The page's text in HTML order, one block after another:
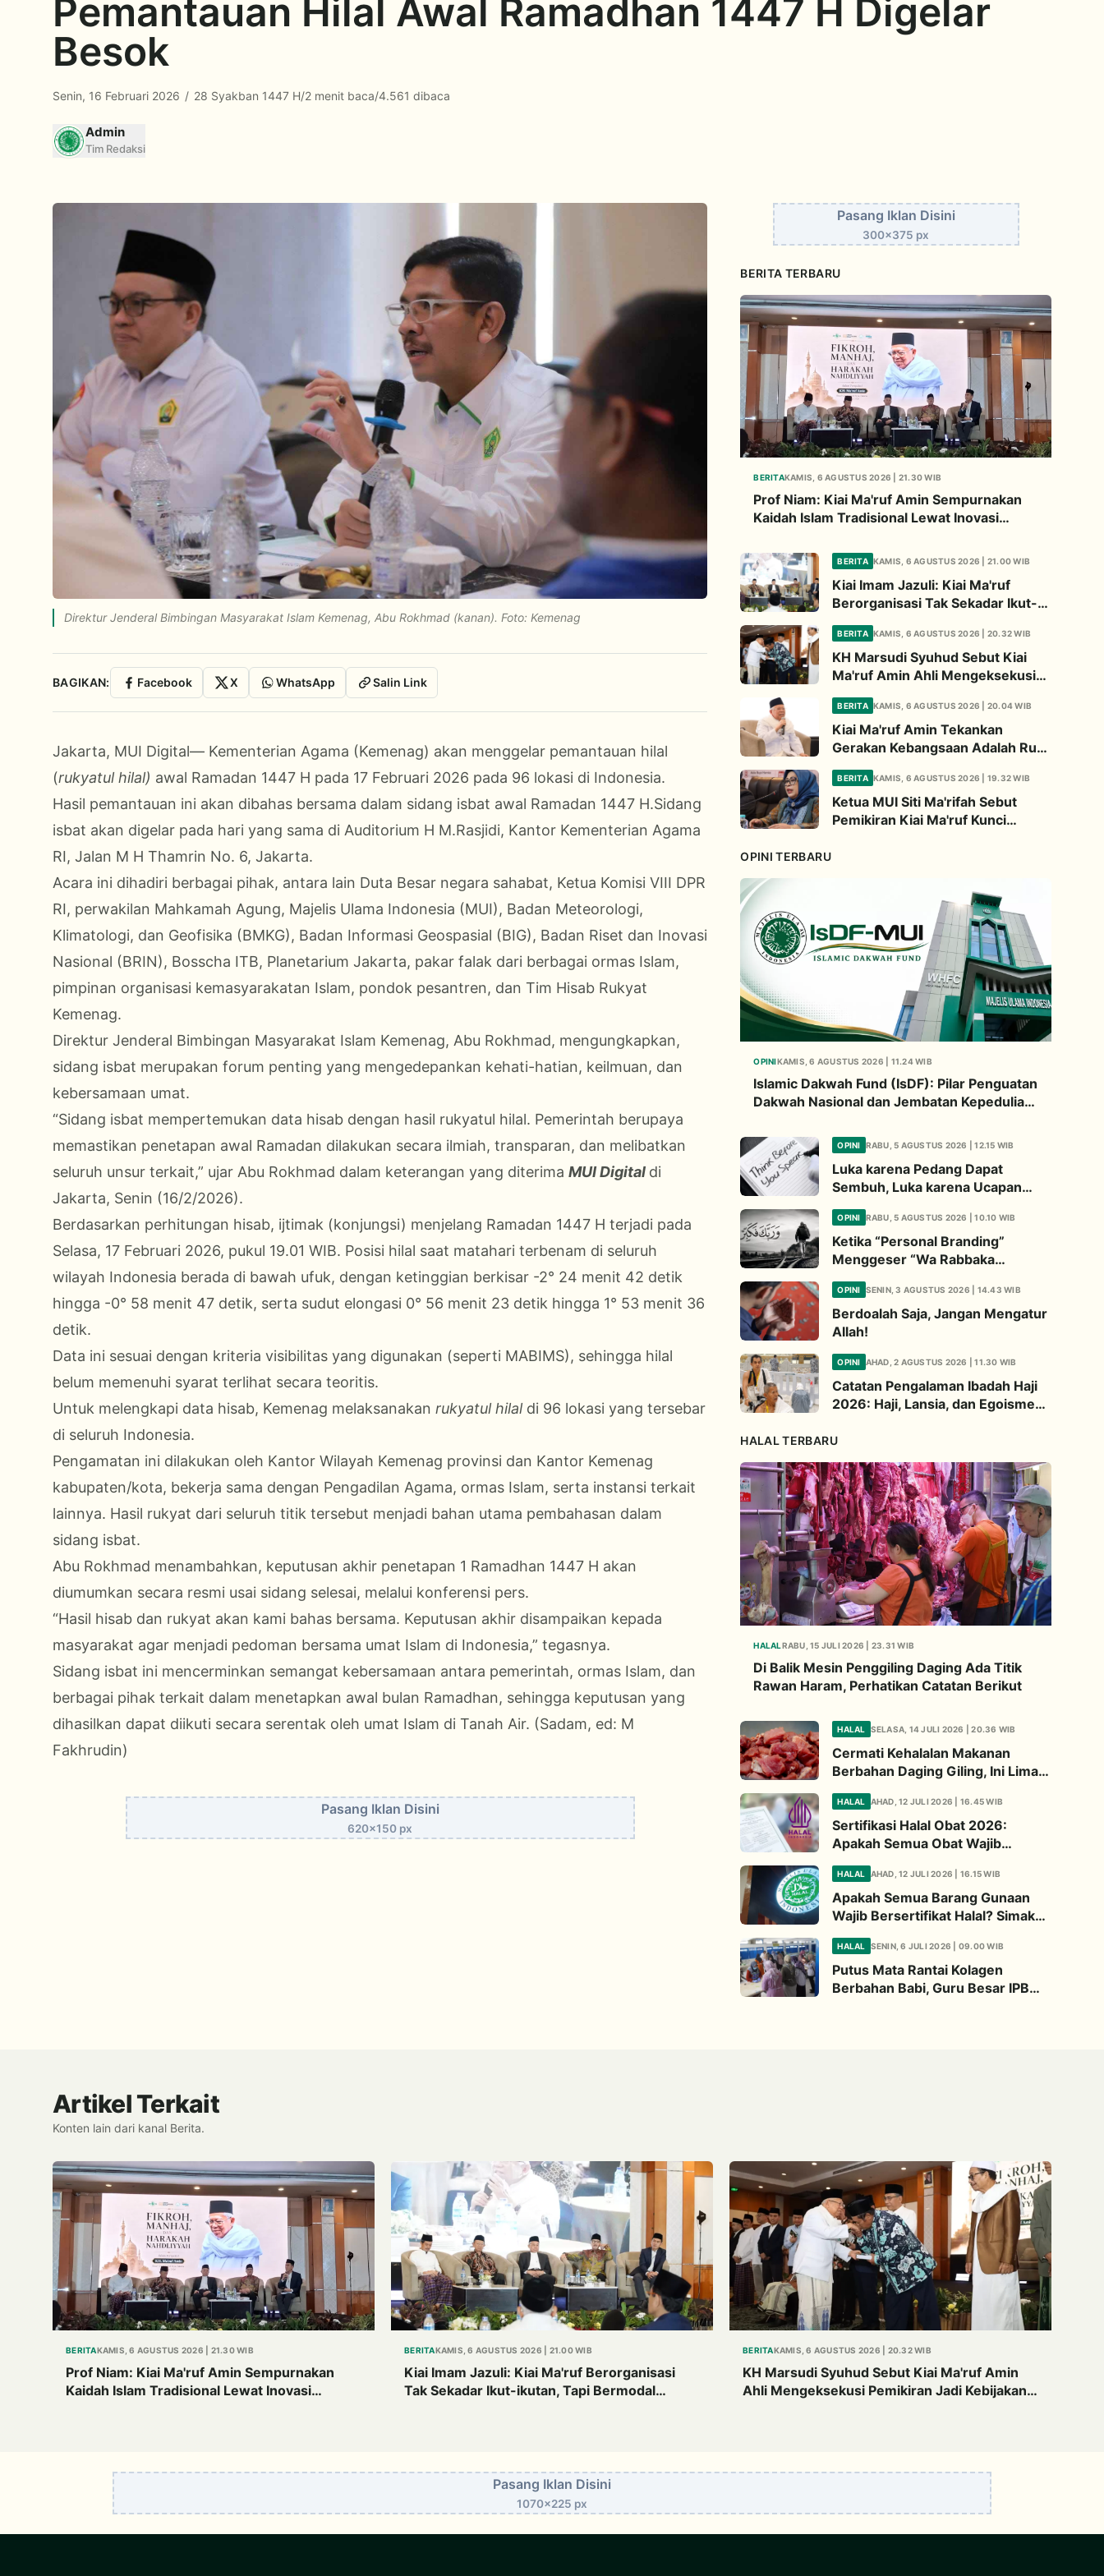
Pemantauan Hilal Awal Ramadhan 1447 H Digelar
Besok
Senin, 16 Februari 2026 / 28 Syakban 1447 H/2 menit baca/4.561 dibaca
Admin
Tim Redaksi
Direktur Jenderal Bimbingan Masyarakat Islam Kemenag, Abu Rokhmad (kanan). Foto: Kemenag
BAGIKAN: Facebook X WhatsApp Salin Link
Jakarta, MUI Digital— Kementerian Agama (Kemenag) akan menggelar pemantauan hilal
(rukyatul hilal) awal Ramadan 1447 H pada 17 Februari 2026 pada 96 lokasi di Indonesia.
Hasil pemantauan ini akan dibahas bersama dalam sidang isbat awal Ramadan 1447 H.Sidang
isbat akan digelar pada hari yang sama di Auditorium H M.Rasjidi, Kantor Kementerian Agama
RI, Jalan M H Thamrin No. 6, Jakarta.
Acara ini dihadiri berbagai pihak, antara lain Duta Besar negara sahabat, Ketua Komisi VIII DPR
RI, perwakilan Mahkamah Agung, Majelis Ulama Indonesia (MUI), Badan Meteorologi,
Klimatologi, dan Geofisika (BMKG), Badan Informasi Geospasial (BIG), Badan Riset dan Inovasi
Nasional (BRIN), Bosscha ITB, Planetarium Jakarta, pakar falak dari berbagai ormas Islam,
pimpinan organisasi kemasyarakatan Islam, pondok pesantren, dan Tim Hisab Rukyat
Kemenag.
Direktur Jenderal Bimbingan Masyarakat Islam Kemenag, Abu Rokhmad, mengungkapkan,
sidang isbat merupakan forum penting yang mengedepankan kehati-hatian, keilmuan, dan
kebersamaan umat.
“Sidang isbat mempertemukan data hisab dengan hasil rukyatul hilal. Pemerintah berupaya
memastikan penetapan awal Ramadan dilakukan secara ilmiah, transparan, dan melibatkan
seluruh unsur terkait,” ujar Abu Rokhmad dalam keterangan yang diterima MUI Digital di
Jakarta, Senin (16/2/2026).
Berdasarkan perhitungan hisab, ijtimak (konjungsi) menjelang Ramadan 1447 H terjadi pada
Selasa, 17 Februari 2026, pukul 19.01 WIB. Posisi hilal saat matahari terbenam di seluruh
wilayah Indonesia berada di bawah ufuk, dengan ketinggian berkisar -2° 24 menit 42 detik
hingga -0° 58 menit 47 detik, serta sudut elongasi 0° 56 menit 23 detik hingga 1° 53 menit 36
detik.
Data ini sesuai dengan kriteria visibilitas yang digunakan (seperti MABIMS), sehingga hilal
belum memenuhi syarat terlihat secara teoritis.
Untuk melengkapi data hisab, Kemenag melaksanakan rukyatul hilaldi 96 lokasi yang tersebar
di seluruh Indonesia.
Pengamatan ini dilakukan oleh Kantor Wilayah Kemenag provinsi dan Kantor Kemenag
kabupaten/kota, bekerja sama dengan Pengadilan Agama, ormas Islam, serta instansi terkait
lainnya. Hasil rukyat dari seluruh titik tersebut menjadi bahan utama pembahasan dalam
sidang isbat.
Abu Rokhmad menambahkan, keputusan akhir penetapan 1 Ramadhan 1447 H akan
diumumkan secara resmi usai sidang selesai, melalui konferensi pers.
“Hasil hisab dan rukyat akan kami bahas bersama. Keputusan akhir disampaikan kepada
masyarakat agar menjadi pedoman bersama umat Islam di Indonesia,” tegasnya.
Sidang isbat ini mencerminkan semangat kebersamaan antara pemerintah, ormas Islam, dan
berbagai pihak terkait dalam menetapkan awal bulan Ramadhan, sehingga keputusan yang
dihasilkan dapat diikuti secara serentak oleh umat Islam di Tanah Air. (Sadam, ed: M
Fakhrudin)
Pasang Iklan Disini
620x150 px
Pasang Iklan Disini
300x375 px
BERITA TERBARU
BERITAKAMIS, 6 AGUSTUS 2026 | 21.30 WIB
Prof Niam: Kiai Ma'ruf Amin Sempurnakan
Kaidah Islam Tradisional Lewat Inovasi
BERITA KAMIS, 6 AGUSTUS 2026 | 21.00 WIB
Kiai Imam Jazuli: Kiai Ma'ruf
Berorganisasi Tak Sekadar Ikut-
ikutan, Tapi Bermodal Landasan
Intelektual
BERITA KAMIS, 6 AGUSTUS 2026 | 20.32 WIB
KH Marsudi Syuhud Sebut Kiai
Ma'ruf Amin Ahli Mengeksekusi
Pemikiran Jadi Kebijakan Nyata
BERITA KAMIS, 6 AGUSTUS 2026 | 20.04 WIB
Kiai Ma'ruf Amin Tekankan
Gerakan Kebangsaan Adalah Ruh
BERITA KAMIS, 6 AGUSTUS 2026 | 19.32 WIB
Ketua MUI Siti Ma'rifah Sebut
Pemikiran Kiai Ma'ruf Kunci
OPINI TERBARU
OPINIKAMIS, 6 AGUSTUS 2026 | 11.24 WIB
Islamic Dakwah Fund (IsDF): Pilar Penguatan
Dakwah Nasional dan Jembatan Kepedulian
OPINI RABU, 5 AGUSTUS 2026 | 12.15 WIB
Luka karena Pedang Dapat
Sembuh, Luka karena Ucapan
Dapat Diwariskan
OPINI RABU, 5 AGUSTUS 2026 | 10.10 WIB
Ketika “Personal Branding”
Menggeser “Wa Rabbaka
Fakabbir”
OPINI SENIN, 3 AGUSTUS 2026 | 14.43 WIB
Berdoalah Saja, Jangan Mengatur
Allah!
OPINI AHAD, 2 AGUSTUS 2026 | 11.30 WIB
Catatan Pengalaman Ibadah Haji
2026: Haji, Lansia, dan Egoisme
HALAL TERBARU
HALALRABU, 15 JULI 2026 | 23.31 WIB
Di Balik Mesin Penggiling Daging Ada Titik
Rawan Haram, Perhatikan Catatan Berikut
HALAL SELASA, 14 JULI 2026 | 20.36 WIB
Cermati Kehalalan Makanan
Berbahan Daging Giling, Ini Lima
Diperhatikan
HALAL AHAD, 12 JULI 2026 | 16.45 WIB
Sertifikasi Halal Obat 2026:
Apakah Semua Obat Wajib
Penjelasannya
HALAL AHAD, 12 JULI 2026 | 16.15 WIB
Apakah Semua Barang Gunaan
Wajib Bersertifikat Halal? Simak
HALAL SENIN, 6 JULI 2026 | 09.00 WIB
Putus Mata Rantai Kolagen
Berbahan Babi, Guru Besar IPB
Artikel Terkait
Konten lain dari kanal Berita.
BERITAKAMIS, 6 AGUSTUS 2026 | 21.30 WIB
Prof Niam: Kiai Ma'ruf Amin Sempurnakan
Kaidah Islam Tradisional Lewat Inovasi
BERITAKAMIS, 6 AGUSTUS 2026 | 21.00 WIB
Kiai Imam Jazuli: Kiai Ma'ruf Berorganisasi
Tak Sekadar Ikut-ikutan, Tapi Bermodal
BERITAKAMIS, 6 AGUSTUS 2026 | 20.32 WIB
KH Marsudi Syuhud Sebut Kiai Ma'ruf Amin
Ahli Mengeksekusi Pemikiran Jadi Kebijakan
Pasang Iklan Disini
1070x225 px